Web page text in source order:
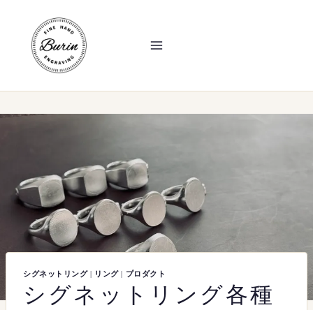
シグネットリング| リング| プロダクト
シグネットリング各種